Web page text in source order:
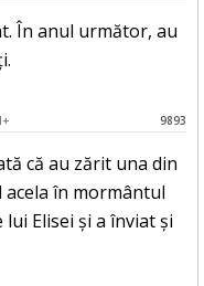
În anul următor, au
9893
că au zărit una din
acela în mormântul
lui Elisei și a înviat și